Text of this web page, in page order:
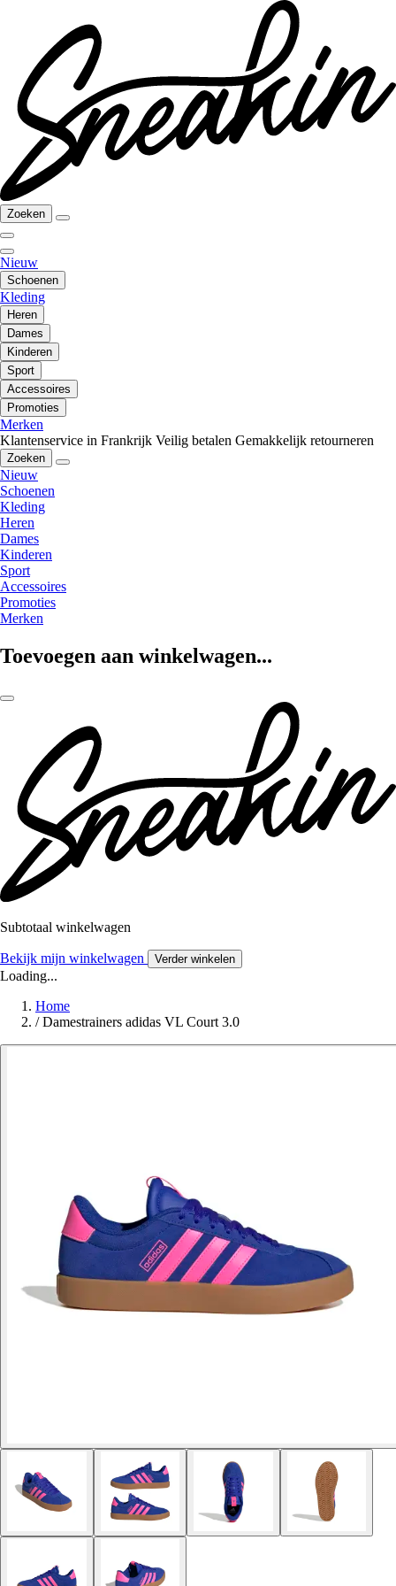
Zoeken
Nieuw
Schoenen
Kleding
Heren
Dames
Kinderen
Sport
Accessoires
Promoties
Merken
Klantenservice in Frankrijk Veilig betalen Gemakkelijk retourneren
Zoeken
Nieuw
Schoenen
Kleding
Heren
Dames
Kinderen
Sport
Accessoires
Promoties
Merken
Toevoegen aan winkelwagen...
Subtotaal winkelwagen
Bekijk mijn winkelwagen Verder winkelen
Loading...
Home
/ Damestrainers adidas VL Court 3.0